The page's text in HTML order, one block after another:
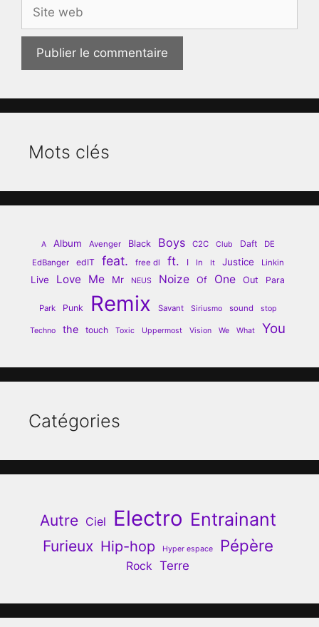
web
Mots clés
A Album Avenger Black Boys C2C Club Daft
DE
EdBanger
edIT feat. free dl ft. I In It Justice Linkin
Live Love Me Mr NEUS Noize Of One Out Para
Park Punk Remix Savant Siriusmo sound stop
Techno the touch Toxic Uppermost Vision We What You
Catégories
Autre Ciel Electro Entrainant
Furieux Hip-hop Hyper espace Pépère
Rock Terre